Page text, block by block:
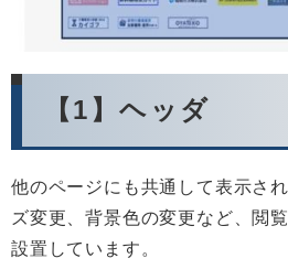
【1】ヘッダ
他のページにも共通して表示さ
ズ変更、背景色の変更など、閲
設置しています。